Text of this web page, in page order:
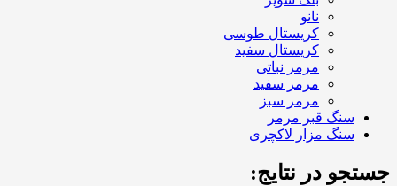
نانو
کریستال طوسی
کریستال سفید
مرمر نباتی
مرمر سفید
مرمر سبز
سنگ قبر مرمر
سنگ مزار لاکچری
جستجو در نتایج: